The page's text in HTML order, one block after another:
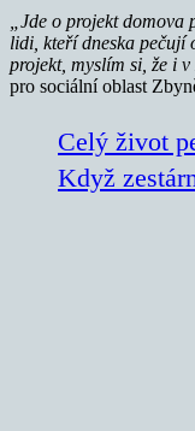
„Jde o projekt
lidi, kteří dneska pečují
projekt, myslím si, že i
pro sociální oblast
Celý život
Když